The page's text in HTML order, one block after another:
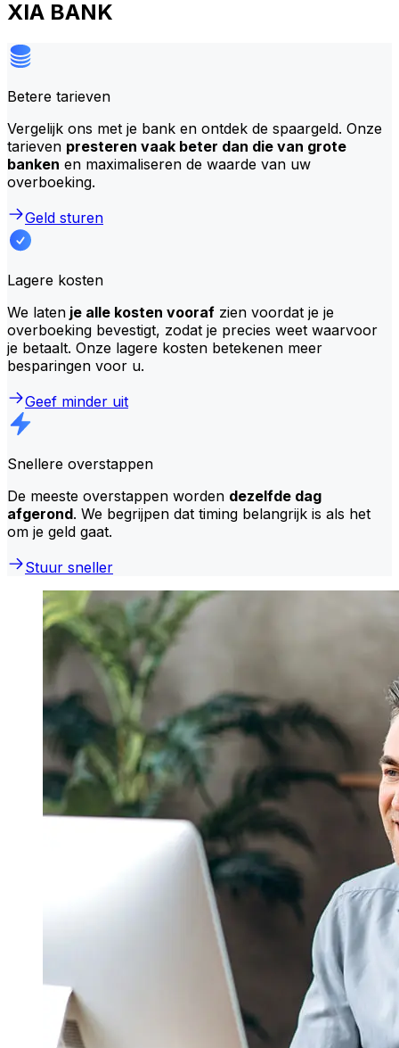
XIA BANK
Betere tarieven
Vergelijk ons met je bank en ontdek de spaargeld. Onze
tarieven presteren vaak beter dan die van grote
banken en maximaliseren de waarde van uw
overboeking.
Geld sturen
Lagere kosten
We laten je alle kosten vooraf zien voordat je je
overboeking bevestigt, zodat je precies weet waarvoor
je betaalt. Onze lagere kosten betekenen meer
besparingen voor u.
Geef minder uit
Snellere overstappen
De meeste overstappen worden dezelfde dag
afgerond. We begrijpen dat timing belangrijk is als het
om je geld gaat.
Stuur sneller